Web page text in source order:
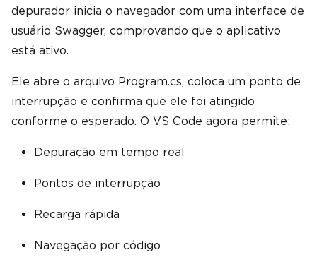
depurador inicia o navegador com uma interface de
usuário Swagger, comprovando que o aplicativo
está ativo.
Ele abre o arquivo Program.cs, coloca um ponto de
interrupção e confirma que ele foi atingido
conforme o esperado. O VS Code agora permite:
Depuração em tempo real
Pontos de interrupção
Recarga rápida
Navegação por código